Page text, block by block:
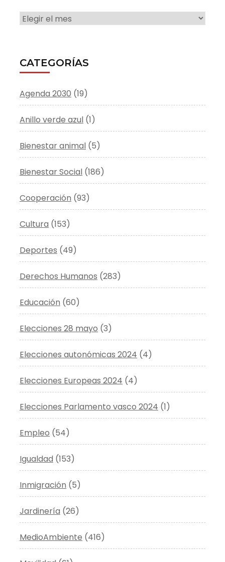
ARCHIVO
CATEGORÍAS
Agenda 2030 (19)
Anillo verde azul (1)
Bienestar animal (5)
Bienestar Social (186)
Cooperación (93)
Cultura (153)
Deportes (49)
Derechos Humanos (283)
Educación (60)
Elecciones 28 mayo (3)
Elecciones autonómicas 2024 (4)
Elecciones Europeas 2024 (4)
Elecciones Parlamento vasco 2024 (1)
Empleo (54)
Igualdad (153)
Inmigración (5)
Jardinería (26)
MedioAmbiente (416)